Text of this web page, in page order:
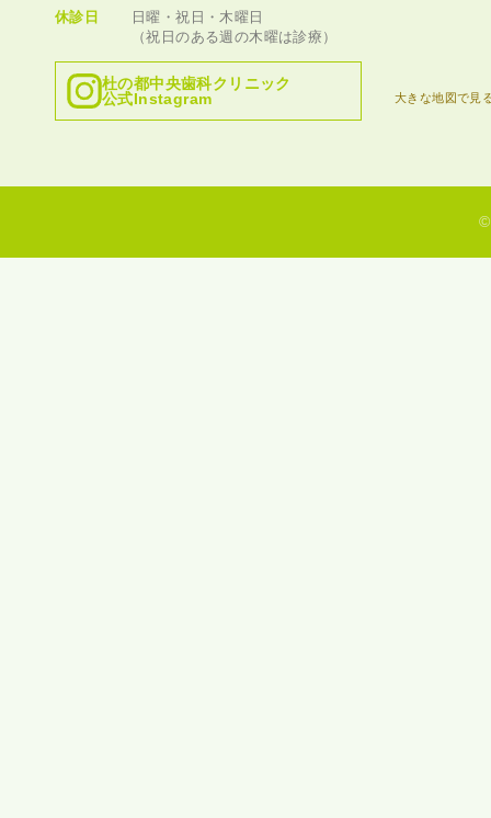
休診日
日曜・祝日・木曜日
（祝日のある週の木曜は診療）
杜の都中央歯科クリニック
公式Instagram
大きな地図で見